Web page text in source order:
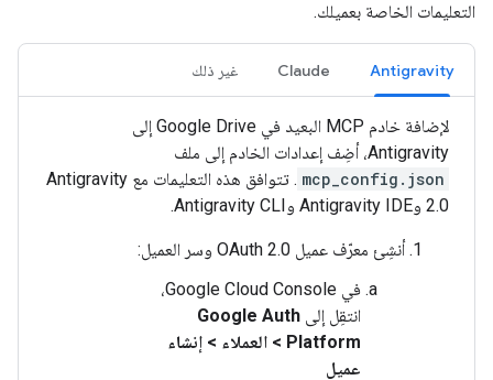
التعليمات الخاصة بعميلك.
Antigravity
Claude غير ذلك
لإضافة خادم MCP البعيد في Google Drive إلى
Antigravity، أضِف إعدادات الخادم إلى ملف
mcp_config.json
. تتوافق هذه التعليمات مع Antigravity
2.0 وAntigravity IDE وAntigravity CLI.
أنشِئ معرّف عميل OAuth 2.0 وسر العميل:
في Google Cloud Console،
انتقِل إلى Google Auth
Platform
> العملاء > إنشاء
عميل